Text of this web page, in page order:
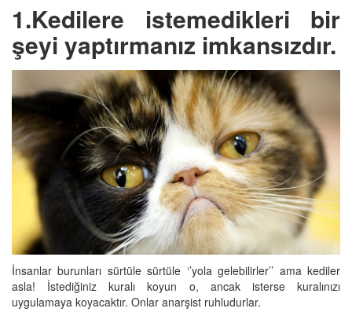
1.Kedilere istemedikleri bir
şeyi yaptırmanız imkansızdır.
İnsanlar burunları sürtüle sürtüle ‘’yola gelebilirler’’ ama kediler
asla! İstediğiniz kuralı koyun o, ancak isterse kuralınızı
uygulamaya koyacaktır. Onlar anarşist ruhludurlar.